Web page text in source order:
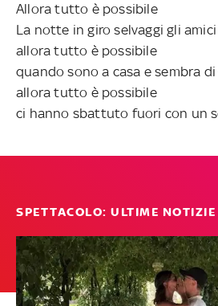
Allora tutto è possibile
La notte in giro selvaggi gli
allora tutto è possibile
quando sono a casa e sembra
allora tutto è possibile
ci hanno sbattuto fuori con un
SPETTACOLO: ULTIME NOTIZIE